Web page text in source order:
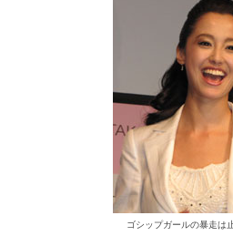
ゴシップガールの暴走は